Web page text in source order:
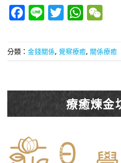
Facebook
LineTwitter
分類： 金錢關係, 覺察療癒, 關係療癒
療癒煉金